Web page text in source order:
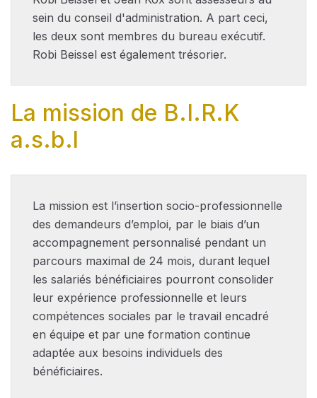
sein du conseil d'administration. A part ceci,
les deux sont membres du bureau exécutif.
Robi Beissel est également trésorier.
La mission de B.I.R.K
a.s.b.l
La mission est l’insertion socio-professionnelle
des demandeurs d’emploi, par le biais d’un
accompagnement personnalisé pendant un
parcours maximal de 24 mois, durant lequel
les salariés bénéficiaires pourront consolider
leur expérience professionnelle et leurs
compétences sociales par le travail encadré
en équipe et par une formation continue
adaptée aux besoins individuels des
bénéficiaires.